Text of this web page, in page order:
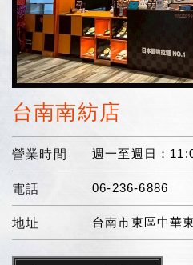
台南南紡店
營業時間 週一至週日：
電話 06-236-6886
地址 台南市東區中華